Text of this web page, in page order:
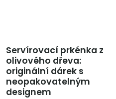
Servírovací prkénka z
olivového dřeva:
originální dárek s
neopakovatelným
designem